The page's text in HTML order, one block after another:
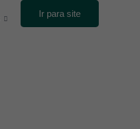
Ir para site